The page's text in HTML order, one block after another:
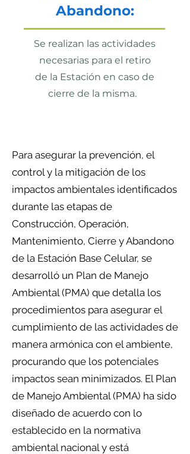
Abandono:
Se realizan las actividades
necesarias para el retiro
de la Estación en caso de
cierre de la misma.
Para asegurar la prevención, el
control y la mitigación de los
impactos ambientales identificados
durante las etapas de
Construcción, Operación,
Mantenimiento, Cierre y Abandono
de la Estación Base Celular, se
desarrolló un Plan de Manejo
Ambiental (PMA) que detalla los
procedimientos para asegurar el
cumplimiento de las actividades de
manera armónica con el ambiente,
procurando que los potenciales
impactos sean minimizados. El Plan
de Manejo Ambiental (PMA) ha sido
diseñado de acuerdo con lo
establecido en la normativa
ambiental nacional y está